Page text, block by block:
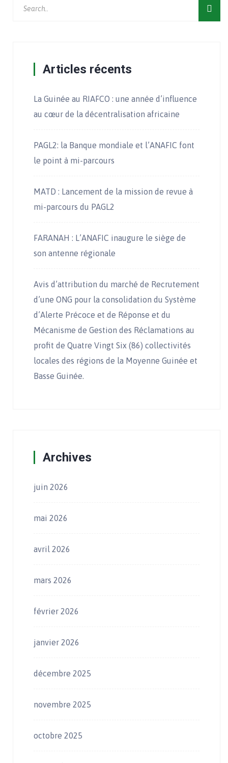
Articles récents
La Guinée au RIAFCO : une année d’influence
au cœur de la décentralisation africaine
PAGL2: la Banque mondiale et l’ANAFIC font
le point à mi-parcours
MATD : Lancement de la mission de revue à
mi-parcours du PAGL2
FARANAH : L’ANAFIC inaugure le siège de
son antenne régionale
Avis d’attribution du marché de Recrutement
d’une ONG pour la consolidation du Système
d’Alerte Précoce et de Réponse et du
Mécanisme de Gestion des Réclamations au
profit de Quatre Vingt Six (86) collectivités
locales des régions de la Moyenne Guinée et
Basse Guinée.
Archives
juin 2026
mai 2026
avril 2026
mars 2026
février 2026
janvier 2026
décembre 2025
novembre 2025
octobre 2025